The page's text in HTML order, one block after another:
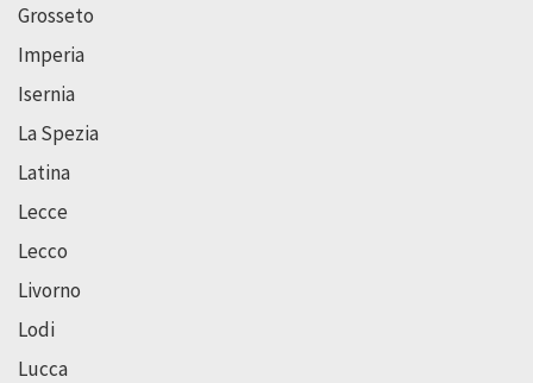
Grosseto
Imperia
Isernia
La Spezia
Latina
Lecce
Lecco
Livorno
Lodi
Lucca